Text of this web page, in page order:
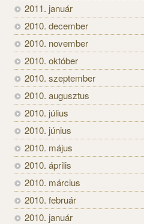
2011. január
2010. december
2010. november
2010. október
2010. szeptember
2010. augusztus
2010. július
2010. június
2010. május
2010. április
2010. március
2010. február
2010. január